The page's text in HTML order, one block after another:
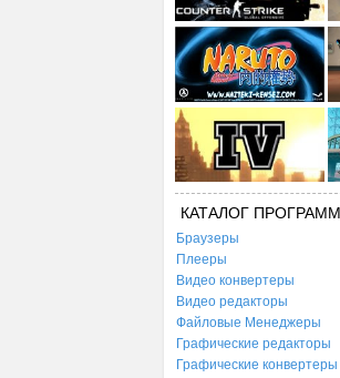
КАТАЛОГ ПРОГРАММ
Браузеры
Плееры
Видео конвертеры
Видео редакторы
Файловые Менеджеры
Графические редакторы
Графические конвертеры